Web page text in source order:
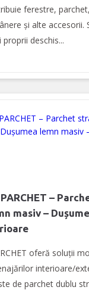
ferestre,
și alte accesorii.
deschis...
PARCHET –
masiv –
oferă soluții
interioare/
de parchet dublu